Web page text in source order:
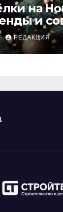
на
и
РЕДАКЦИЯ